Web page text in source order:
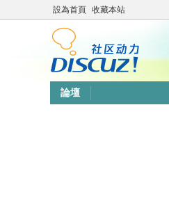
設為首頁 收藏本站
論壇